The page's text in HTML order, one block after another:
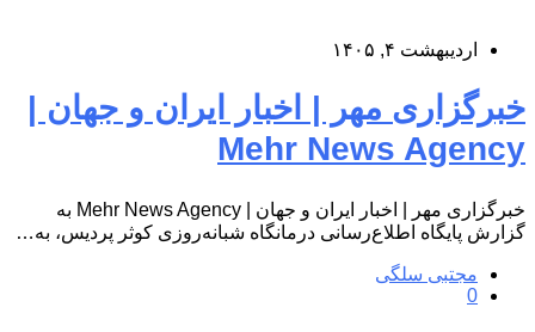
اردیبهشت ۴, ۱۴۰۵
خبرگزاری مهر | اخبار ایران و جهان |
Mehr News Agency
خبرگزاری مهر | اخبار ایران و جهان | Mehr News Agency به
گزارش پایگاه اطلاع‌رسانی درمانگاه شبانه‌روزی کوثر پردیس، به…
مجتبی سلگی
0